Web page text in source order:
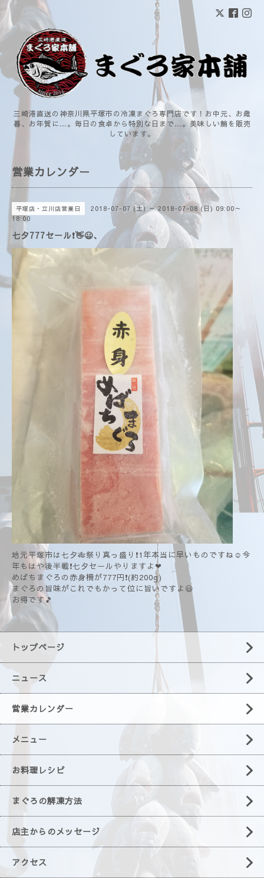
三崎港直送の神奈川県平塚市の冷凍まぐろ専門店です！お中元、お歳
暮、お年賀に…。毎日の食卓から特別な日まで…。美味しい鮪を販売
しています。
営業カレンダー
平塚店・立川店営業日
2018-07-07 (土) ～ 2018-07-08 (日) 09:00～
18:00
七夕777セール❗👋😃、
地元平塚市は七夕🎋祭り真っ盛り❗1年本当に早いものですね☺️今
年もはや後半戦❗七夕セールやりますよ❤
めばちまぐろの赤身柵が777円❗(約200g)
まぐろの旨味がこれでもかって位に旨いですよ😃
お得です🎵
トップページ
ニュース
営業カレンダー
メニュー
お料理レシピ
まぐろの解凍方法
店主からのメッセージ
アクセス